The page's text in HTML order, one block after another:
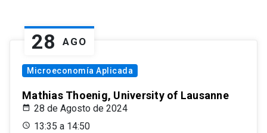
28 AGO
Microeconomía Aplicada
Mathias Thoenig, University of Lausanne
28 de Agosto de 2024
13:35 a 14:50